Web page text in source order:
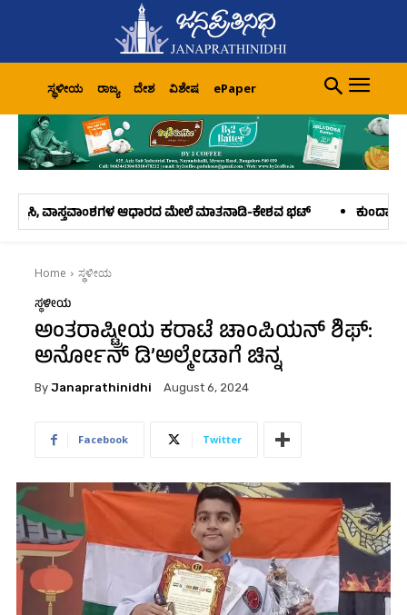
ಸ್ಥಳೀಯ ರಾಜ್ಯ ದೇಶ ವಿಶೇಷ ePaper
ಆಧಾರದ ಮೇಲೆ ಮಾತನಾಡಿ-ಕೇಶವ ಭಟ್ ಕುಂದಾಪುರ ತಾಲೂಕು ಕೃಷಿ
Home ಸ್ಥಳೀಯ
ಸ್ಥಳೀಯ
ಅಂತರಾಷ್ಟ್ರೀಯ ಕರಾಟೆ ಚಾಂಪಿಯನ್ ಶಿಫ್:
ಅರ್ನೋನ್ ಡಿ‌’ಅಲ್ಮೇಡಾಗೆ ಚಿನ್ನ
By Janaprathinidhi August 6, 2024
Facebook Twitter